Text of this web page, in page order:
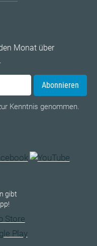
Monat über
Abonnieren
Kenntnis genommen.
gibt